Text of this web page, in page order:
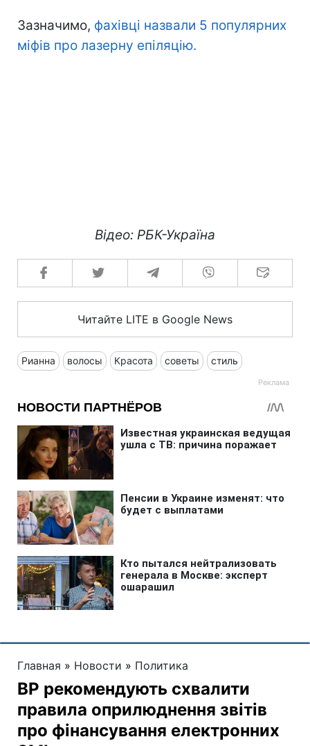
Зазначимо, фахівці назвали 5 популярних
міфів про лазерну епіляцію.
Відео: РБК-Україна
Читайте LITE в Google News
Рианна волосы Красота советы стиль
Главная » Новости » Политика
ВР рекомендують схвалити
правила оприлюднення звітів
про фінансування електронних